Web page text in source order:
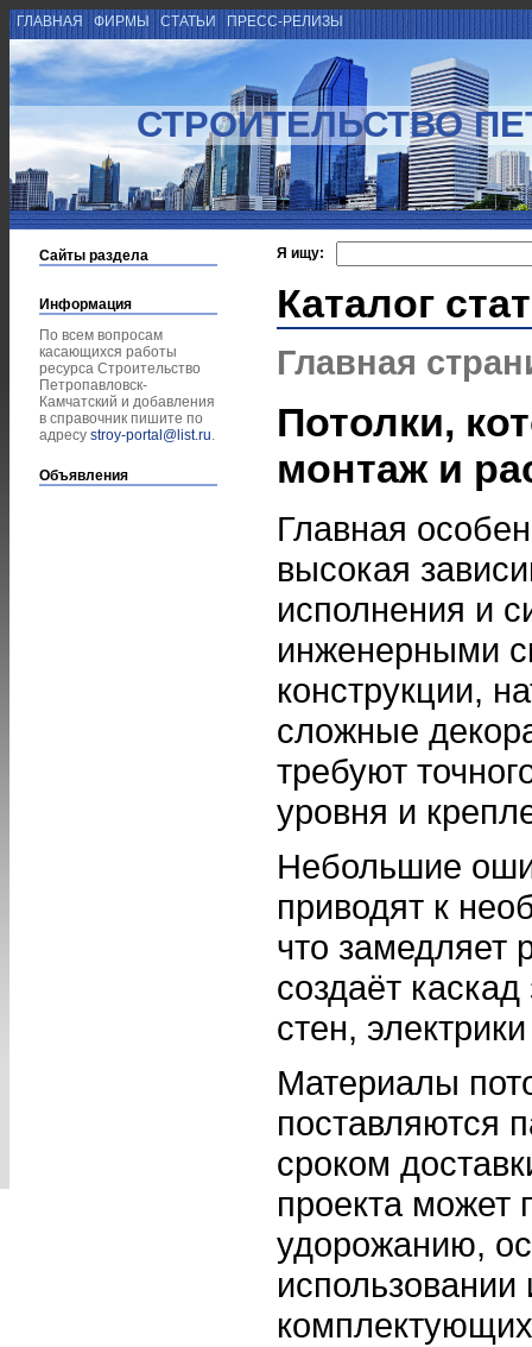
ГЛАВНАЯ ФИРМЫ СТАТЬИ ПРЕСС-РЕЛИЗЫ
СТРОИТЕЛЬСТВО
Сайты раздела
Информация
По всем вопросам
касающихся работы
ресурса Строительство
Петропавловск-
Камчатский и добавления
в справочник пишите по
адресу stroy-portal@list.ru.
Объявления
Я ищу:
Каталог
Главная
Потолки,
монтаж и
Главная
высокая
исполнения и
инженерными
конструкции,
сложные
требуют
уровня и
Небольшие
приводят к
что замедляет
создаёт
стен,
Материалы
поставляются
сроком
проекта может
удорожанию,